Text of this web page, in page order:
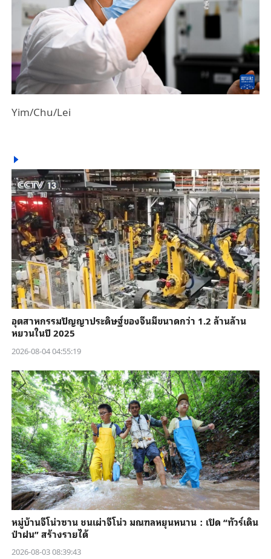
Yim/Chu/Lei
อุตสาหกรรมปัญญาประดิษฐ์ของจีนมีขนาดกว่า 1.2 ล้านล้าน
หยวนในปี 2025
2026-08-04 04:55:19
หมู่บ้านจีโน่วซาน ชนเผ่าจีโน่ว มณฑลหยุนหนาน：เปิด “ทัวร์เดิน
ป่าฝน” สร้างรายได้
2026-08-03 08:39:43